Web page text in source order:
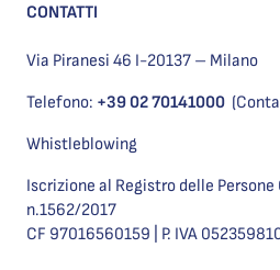
CONTATTI
Via Piranesi 46 I-20137 – Milano
Telefono: +39 02 70141000
Whistleblowing
Iscrizione al Registro delle
n.1562/2017
CF 97016560159 | P. IVA